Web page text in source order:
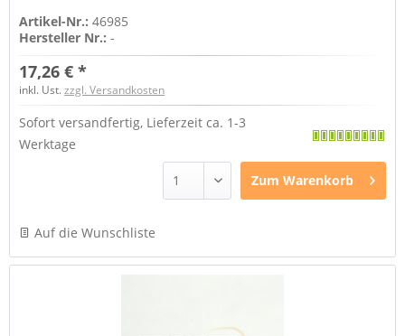
Artikel-Nr.:46985
Hersteller Nr.:-
17,26 € *
inkl. Ust.zzgl. Versandkosten
Sofort versandfertig, Lieferzeit ca. 1-3
Werktage
Zum Warenkorb
Auf die Wunschliste